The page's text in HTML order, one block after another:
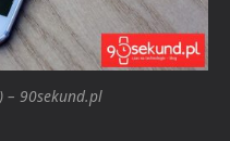
– 90sekund.pl